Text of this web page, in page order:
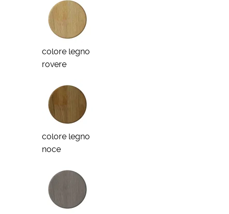
colore legno
rovere
colore legno
noce